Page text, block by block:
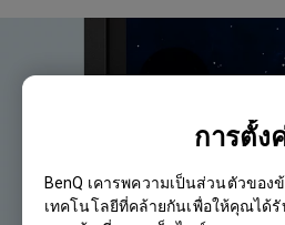
การตั้ง
BenQ เคารพความเป็นส่วนตัวของ
เทคโนโลยีที่คล้ายกันเพื่อให้คุณได้